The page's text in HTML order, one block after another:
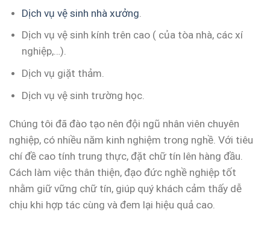
Dịch vụ vệ sinh nhà xưởng
Dịch vụ vệ sinh kính trên cao ( của tòa nhà, các xí
nghiệp,…).
Dịch vụ giặt thảm.
Dịch vụ vệ sinh trường học.
Chúng tôi đã đào tạo nên đội ngũ nhân viên chuyên
nghiệp, có nhiều năm kinh nghiệm trong nghề. Với tiêu
chí đề cao tính trung thực, đặt chữ tín lên hàng đầu.
Cách làm việc thân thiện, đạo đức nghề nghiệp tốt
nhằm giữ vững chữ tín, giúp quý khách cảm thấy dễ
chịu khi hợp tác cùng và đem lại hiệu quả cao.